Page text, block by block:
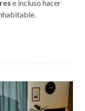
e incluso hacer